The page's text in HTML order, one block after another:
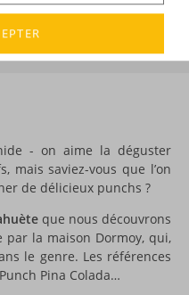
- on aime la déguster
mais saviez-vous que l’on
de délicieux punchs ?
que nous découvrons
la maison Dormoy, qui,
le genre. Les références
Pina Colada…